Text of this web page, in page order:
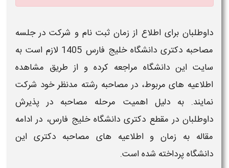
داوطلبان برای اطلاع از زمان ثبت نام و شرکت در جلسه
مصاحبه دکتری دانشگاه خلیج فارس 1405 لازم است به
سایت این دانشگاه مراجعه کرده و از طریق مشاهده
اطلاعیه های مربوط، در مصاحبه رشته مدنظر خود شرکت
نمایند. بهدلیل اهمیت مرحله مصاحبه در پذیرش
داوطلبان در مقطع دکتری دانشگاه خلیج فارس، در ادامه
مقاله به زمان واطلاعیه های مصاحبه دکتری این
دانشگاهپرداخته شده است.